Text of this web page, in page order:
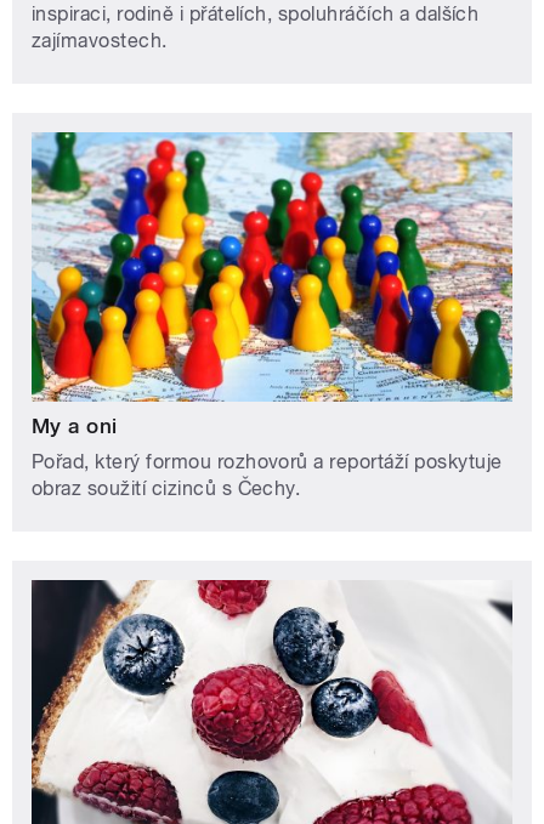
inspiraci, rodině i přátelích, spoluhráčích a dalších
zajímavostech.
My a oni
Pořad, který formou rozhovorů a reportáží poskytuje
obraz soužití cizinců s Čechy.